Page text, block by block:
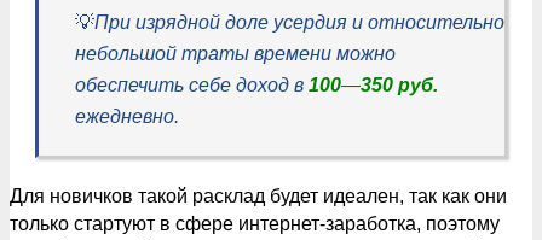
💡При изрядной доле усердия и относительно
небольшой траты времени можно
обеспечить себе доход в 100—350 руб.
ежедневно.
Для новичков такой расклад будет идеален, так как они
только стартуют в сфере интернет-заработка, поэтому